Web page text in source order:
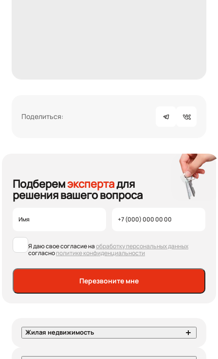
Поделиться:
Подберемэкспертадля
решения вашего вопроса
Я даю свое согласие наобработку персональных данных
согласнополитике конфиденциальности
Перезвоните мне
Жилая недвижимость